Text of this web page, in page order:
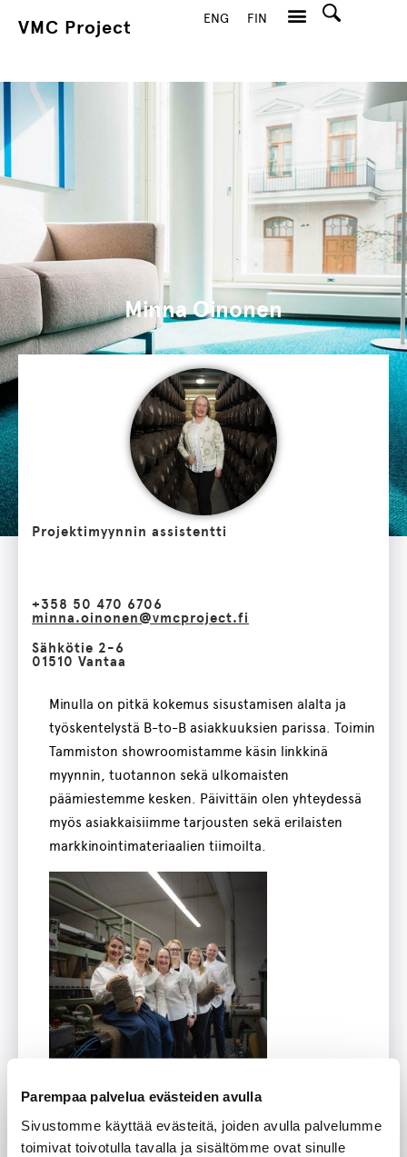
Parempaa palvelua evästeiden avulla
Sivustomme käyttää evästeitä, joiden avulla palvelumme
toimivat toivotulla tavalla ja sisältömme ovat sinulle
VMC Project ENG FIN
Minna Oinonen
Projektimyynnin assistentti
+358 50 470 6706
minna.oinonen@vmcproject.fi
Sähkötie 2-6
01510 Vantaa
Minulla on pitkä kokemus sisustamisen alalta ja
työskentelystä B-to-B asiakkuuksien parissa. Toimin
Tammiston showroomistamme käsin linkkinä
myynnin, tuotannon sekä ulkomaisten
päämiestemme kesken. Päivittäin olen yhteydessä
myös asiakkaisiimme tarjousten sekä erilaisten
markkinointimateriaalien tiimoilta.